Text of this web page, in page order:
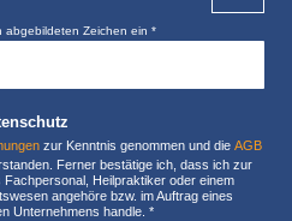
abgebildeten Zeichen ein*
zur Kenntnis genommen und dieAGB
Ferner bestätige ich, dass ich zur
Heilpraktiker oder einem
angehöre bzw. im Auftrag eines
Unternehmens handle.*